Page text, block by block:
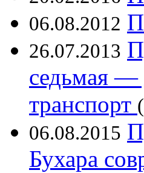
06.08.2012
26.07.2013
седьмая —
транспорт
06.08.2015
Бухара